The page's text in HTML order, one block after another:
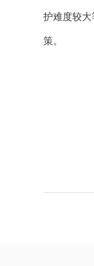
护难度较
策。